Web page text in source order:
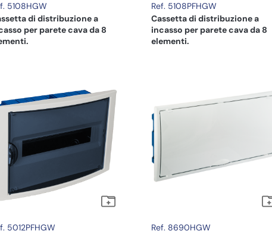
5108HGW
di distribuzione a
per parete cava da 8
Ref. 5108PFHGW
Cassetta di distribuzione a
incasso per parete cava da 8
elementi.
5012PFHGW
Ref. 8690HGW